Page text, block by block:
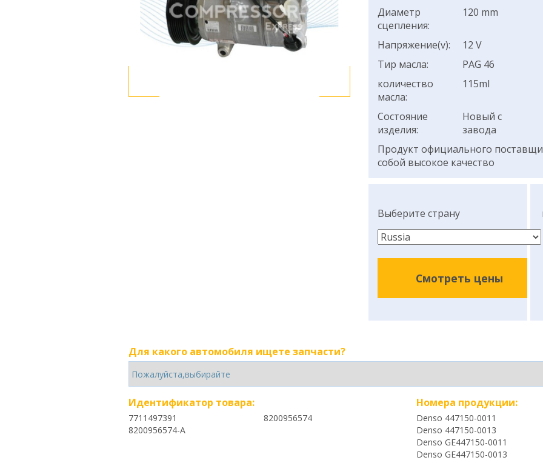
Диаметр
сцепления:
120 mm
Напряжение(v):
12 V
Тир масла:
PAG 46
количество
масла:
115ml
Состояние
изделия:
Новый с
завода
Продукт официального
собой высокое качество
Выберите страну
Смотреть цены
Для какого автомобиля ищете запчасти?
Идентификатор товара:
7711497391
8200956574
8200956574-A
Номера продукции:
Denso 447150-0011
Denso 447150-0013
Denso GE447150-0011
Denso GE447150-0013